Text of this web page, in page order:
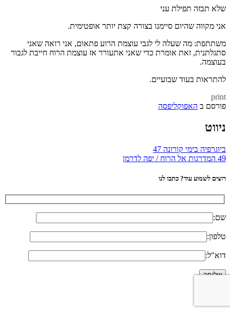
שלא תבזה תפילת עני
אני מקווה שהיום סיימנו בצורה קצת יותר אופטימית.
משתתפת: מה שעלה לי לגבי עוצמת הרוע פתאום, אני רואה שאני
סתגלתנית, זאת אומרת כדי שאני אתעורר אז עוצמת הרוח חייבת לגבור
בעוצמה.
להתראות בעוד שבועיים.
print
פורסם ב האפוקליפסה
ניווט
ביוגרפיה בימי קורונה 47
49 המדרגות אל הרוח / יפה לדרמן
רוצים לשמוע עוד? כתבו לנו
שם:
טלפון:
דוא"ל: